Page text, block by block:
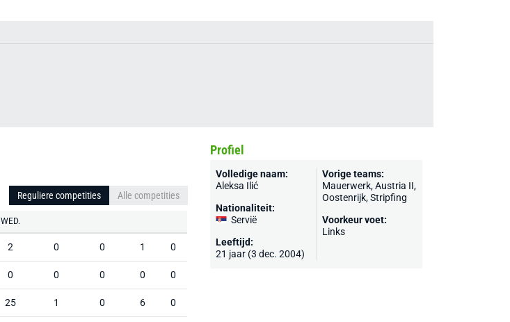
Reguliere competities Alle competities
WED.
2 0 0 1 0
0 0 0 0 0
25 1 0 6 0
Profiel
Volledige naam:
Aleksa Ilić
Nationaliteit:
Servië
Leeftijd:
21 jaar (3 dec. 2004)
Vorige teams:
Mauerwerk, Austria II,
Oostenrijk, Stripfing
Voorkeur voet:
Links